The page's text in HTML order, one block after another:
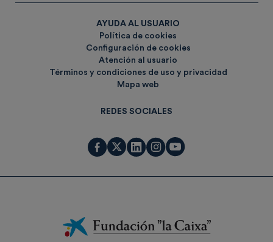
AYUDA AL USUARIO
Política de cookies
Configuración de cookies
Atención al usuario
Términos y condiciones de uso y privacidad
Mapa web
REDES SOCIALES
Fundación
La